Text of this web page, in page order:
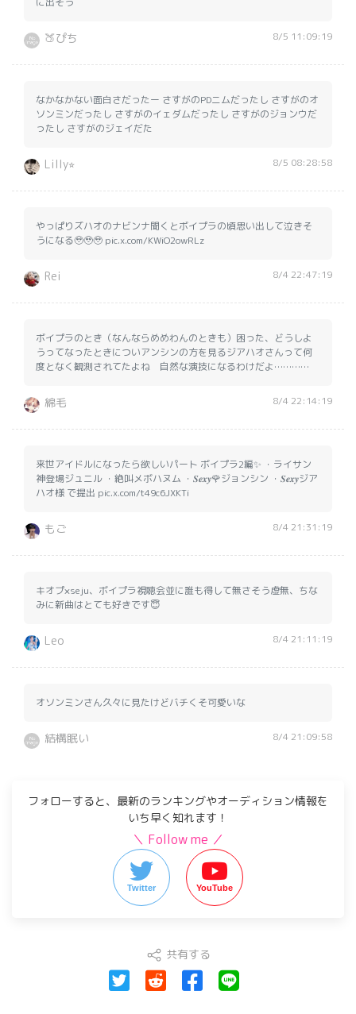
🍑ぴち 8/5 11:09:19
なかなかない面白さだったー さすがのPDニムだったし さすがのオ
ソンミンだったし さすがのイェダムだったし さすがのジョンウだ
ったし さすがのジェイだた
Lilly⭐︎ 8/5 08:28:58
やっぱりズハオのナビンナ聞くとボイプラの頃思い出して泣きそ
うになる🥹🥹🥹 pic.x.com/KWiO2owRLz
Rei 8/4 22:47:19
ボイプラのとき（なんならめめわんのときも）困った、どうしよ
うってなったときについアンシンの方を見るジアハオさんって何
度となく観測されてたよね 自然な演技になるわけだよ…………
綿毛 8/4 22:14:19
来世アイドルになったら欲しいパート ボイプラ2編✨️ ・ライサン
神登場ジュニル ・絶叫メボハヌム ・𝑺𝒆𝒙𝒚🌹ジョンシン ・𝑺𝒆𝒙𝒚ジア
ハオ様 で提出 pic.x.com/t49c6JXKTi
もご 8/4 21:31:19
キオプ×seju、ボイプラ視聴会並に誰も得して無さそう虚無、ちな
みに新曲はとても好きです😇
Leo 8/4 21:11:19
オソンミンさん久々に見たけどバチくそ可愛いな
結構眠い 8/4 21:09:58
フォローすると、最新のランキングやオーディション情報を
いち早く知れます！
＼ Follow me ／
Twitter YouTube
共有する